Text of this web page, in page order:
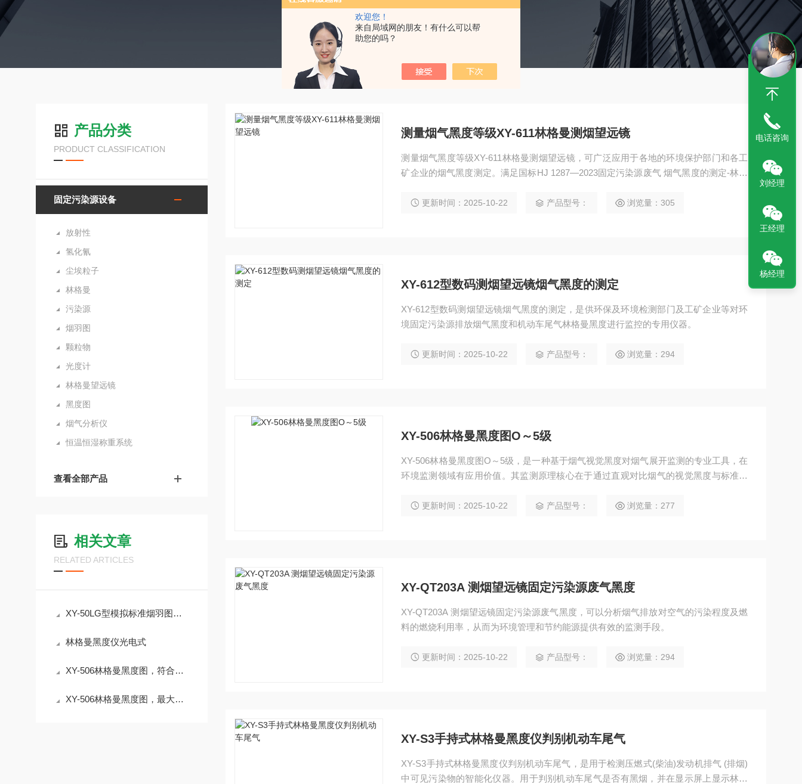
欢迎您！
来自局域网的朋友！有什么可以帮
助您的吗？
产品分类
PRODUCT CLASSIFICATION
固定污染源设备
放射性
氢化氰
尘埃粒子
林格曼
污染源
烟羽图
颗粒物
光度计
林格曼望远镜
黑度图
烟气分析仪
恒温恒湿称重系统
查看全部产品
相关文章
RELATED ARTICLES
XY-50LG型模拟标准烟羽图：林格曼黑度图的环保监测利器
林格曼黑度仪光电式
XY-506林格曼黑度图，符合国内外常用烟气监测方法
XY-506林格曼黑度图，最大测距600~1500m可选，集测距/测速/测角/测高于一体
测量烟气黑度等级XY-611林格曼测烟望远镜
测量烟气黑度等级XY-611林格曼测烟望远镜，可广泛应用于各地的环境保护部门和各工
矿企业的烟气黑度测定。满足国标HJ 1287—2023固定污染源废气 烟气黑度的测定-林格
更新时间：2025-10-22 产品型号： 浏览量：305
XY-612型数码测烟望远镜烟气黑度的测定
XY-612型数码测烟望远镜烟气黑度的测定，是供环保及环境检测部门及工矿企业等对环
境固定污染源排放烟气黑度和机动车尾气林格曼黑度进行监控的专用仪器。
更新时间：2025-10-22 产品型号： 浏览量：294
XY-506林格曼黑度图O～5级
XY-506林格曼黑度图O～5级，是一种基于烟气视觉黑度对烟气展开监测的专业工具，在
环境监测领域有应用价值。其监测原理核心在于通过直观对比烟气的视觉黑度与标准黑
更新时间：2025-10-22 产品型号： 浏览量：277
XY-QT203A 测烟望远镜固定污染源废气黑度
XY-QT203A 测烟望远镜固定污染源废气黑度，可以分析烟气排放对空气的污染程度及燃
料的燃烧利用率，从而为环境管理和节约能源提供有效的监测手段。
更新时间：2025-10-22 产品型号： 浏览量：294
XY-S3手持式林格曼黑度仪判别机动车尾气
XY-S3手持式林格曼黑度仪判别机动车尾气，是用于检测压燃式(柴油)发动机排气 (排烟)
中可见污染物的智能化仪器。用于判别机动车尾气是否有黑烟，并在显示屏上显示林格
电话咨询
刘经理
王经理
杨经理